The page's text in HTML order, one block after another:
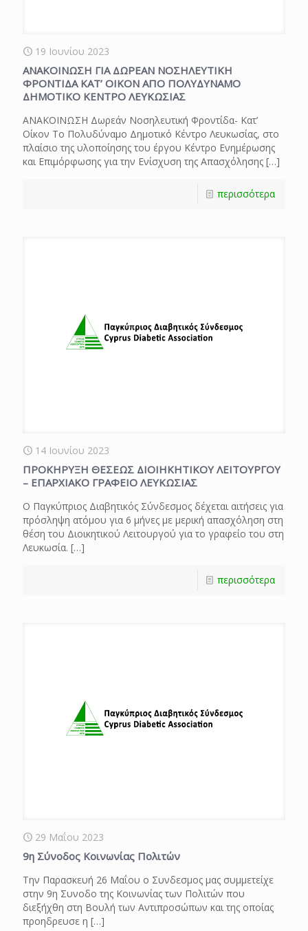
19 Ιουνίου 2023
ΑΝΑΚΟΙΝΩΣΗ ΓΙΑ ΔΩΡΕΑΝ ΝΟΣΗΛΕΥΤΙΚΗ
ΦΡΟΝΤΙΔΑ ΚΑΤ’ ΟΙΚΟΝ ΑΠΟ ΠΟΛΥΔΥΝΑΜΟ
ΔΗΜΟΤΙΚΟ ΚΕΝΤΡΟ ΛΕΥΚΩΣΙΑΣ
ΑΝΑΚΟΙΝΩΣΗ Δωρεάν Νοσηλευτική Φροντίδα- Κατ’
Οίκον Το Πολυδύναμο Δημοτικό Κέντρο Λευκωσίας, στο
πλαίσιο της υλοποίησης του έργου Κέντρο Ενημέρωσης
και Επιμόρφωσης για την Ενίσχυση της Απασχόλησης […]
περισσότερα
14 Ιουνίου 2023
ΠΡΟΚΗΡΥΞΗ ΘΕΣΕΩΣ ΔΙΟΙΗΚΗΤΙΚΟΥ ΛΕΙΤΟΥΡΓΟΥ
– ΕΠΑΡΧΙΑΚΟ ΓΡΑΦΕΙΟ ΛΕΥΚΩΣΙΑΣ
Ο Παγκύπριος Διαβητικός Σύνδεσμος δέχεται αιτήσεις για
πρόσληψη ατόμου για 6 μήνες με μερική απασχόληση στη
θέση του Διοικητικού Λειτουργού για το γραφείο του στη
Λευκωσία. […]
περισσότερα
29 Μαΐου 2023
9η Σύνοδος Κοινωνίας Πολιτών
Την Παρασκευή 26 Μαΐου ο Συνδεσμος μας συμμετείχε
στην 9η Συνοδο της Κοινωνίας των Πολιτών που
διεξήχθη στη Βουλή των Αντιπροσώπων και της οποίας
προηδρευσε η […]